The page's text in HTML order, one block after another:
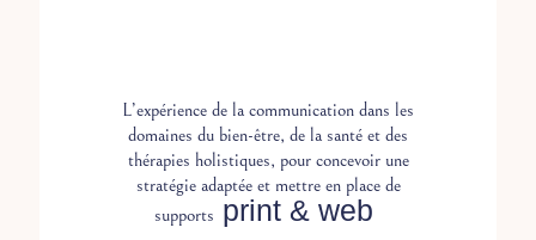
L’expérience de la communication dans les
domaines du bien-être, de la santé et des
thérapies holistiques, pour concevoir une
stratégie adaptée et mettre en place de
supports print & web